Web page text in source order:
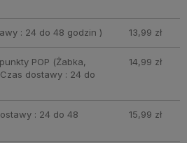
: 24 do 48 godzin ) 13,99 zł
POP (Żabka,
dostawy : 24 do
14,99 zł
: 24 do 48
15,99 zł